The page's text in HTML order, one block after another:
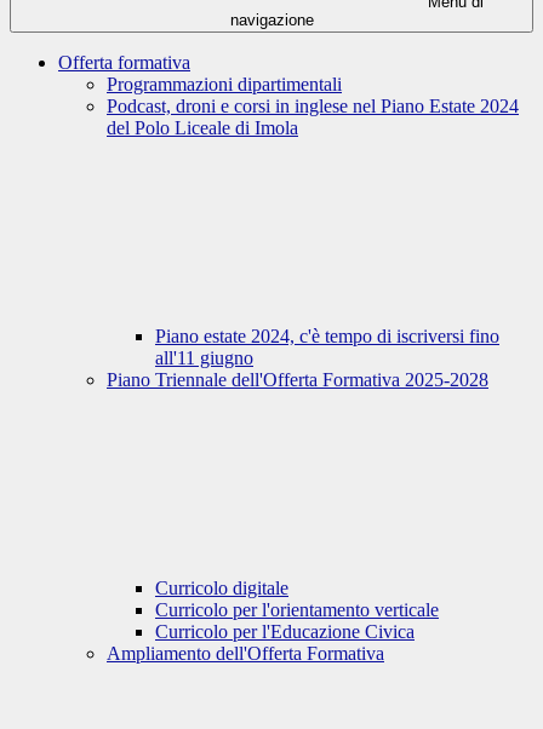
navigazione
Offerta formativa
Programmazioni dipartimentali
Podcast, droni e corsi in inglese nel Piano Estate 2024
del Polo Liceale di Imola
Piano estate 2024, c'è tempo di iscriversi fino
all'11 giugno
Piano Triennale dell'Offerta Formativa 2025-2028
Curricolo digitale
Curricolo per l'orientamento verticale
Curricolo per l'Educazione Civica
Ampliamento dell'Offerta Formativa